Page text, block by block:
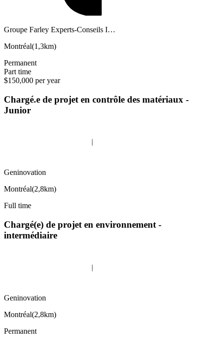
Groupe Farley Experts-Conseils I…
Montréal(1,3km)
Permanent
Part time
$150,000 per year
Chargé.e de projet en contrôle des matériaux -
Junior
Geninovation
Montréal(2,8km)
Full time
Chargé(e) de projet en environnement -
intermédiaire
Geninovation
Montréal(2,8km)
Permanent